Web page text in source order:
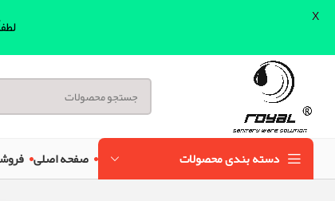
دسته بندی محصولات صفحه اصلی
X